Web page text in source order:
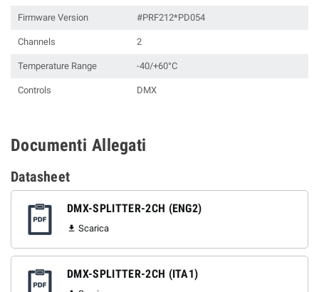
Firmware Version #PRF212*PD054
Channels 2
Temperature Range -40/+60°C
Controls DMX
Documenti Allegati
Datasheet
DMX-SPLITTER-2CH (ENG2)
 Scarica
DMX-SPLITTER-2CH (ITA1)